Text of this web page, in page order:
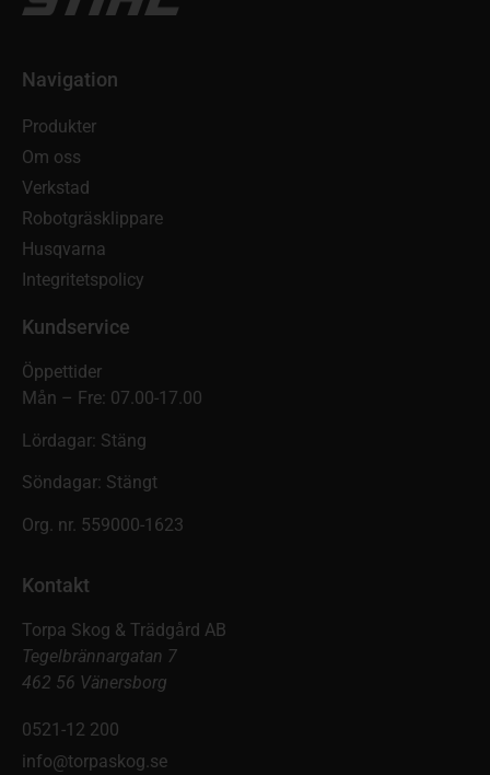
Navigation
Produkter
Om oss
Verkstad
Robotgräsklippare
Husqvarna
Integritetspolicy
Kundservice
Öppettider
Mån – Fre: 07.00-17.00
Lördagar: Stäng
Söndagar: Stängt
Org. nr. 559000-1623
Kontakt
Torpa Skog & Trädgård AB
Tegelbrännargatan 7
462 56 Vänersborg
0521-12 200
info@torpaskog.se